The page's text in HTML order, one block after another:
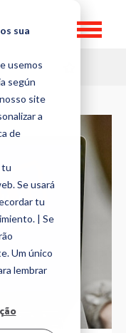
sua
usemos
según
site
a
de
tu
Se usará
tu
| Se
Um único
lembrar